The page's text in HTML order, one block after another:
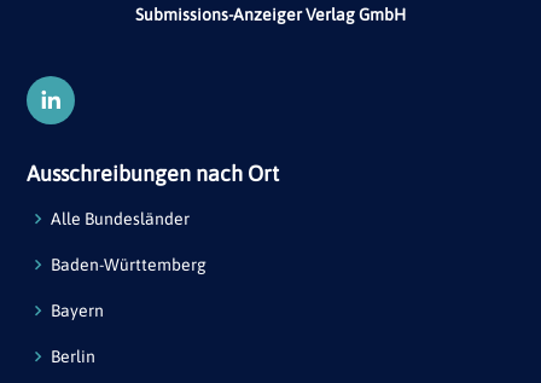
Submissions-Anzeiger Verlag GmbH
Ausschreibungen nach Ort
Alle Bundesländer
Baden-Württemberg
Bayern
Berlin